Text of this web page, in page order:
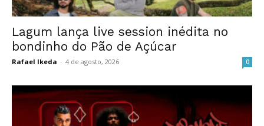
Lagum lança live session inédita no
bondinho do Pão de Açúcar
Rafael Ikeda - 4 de agosto, 2026 0